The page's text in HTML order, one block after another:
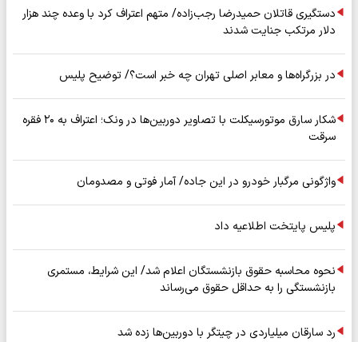
دستگیری قاتلان حمیدرضا رجب‌زاده/ متهم اعتراف کرد با وعده چند هزار
دلار مرتکب جنایت شدند
در بزرگراه‌ها و معابر اصلی تهران چه خبر است؟/ توضیح پلیس
شکار سارق موتورسیکلت با تصاویر دوربین‌ها در ونک؛ اعتراف به ۲۰ فقره
سرقت
واژگونی مرگبار خودرو در این جاده/ آمار فوتی و مصدومان
پلیس پایتخت اطلاعیه داد
نحوه محاسبه حقوق بازنشستگان اعلام شد/ این شرایط، مستمری
بازنشستگی را به حداقل حقوق می‌رساند
رد سارقان میلیاردی در چیتگر با دوربین‌ها زده شد